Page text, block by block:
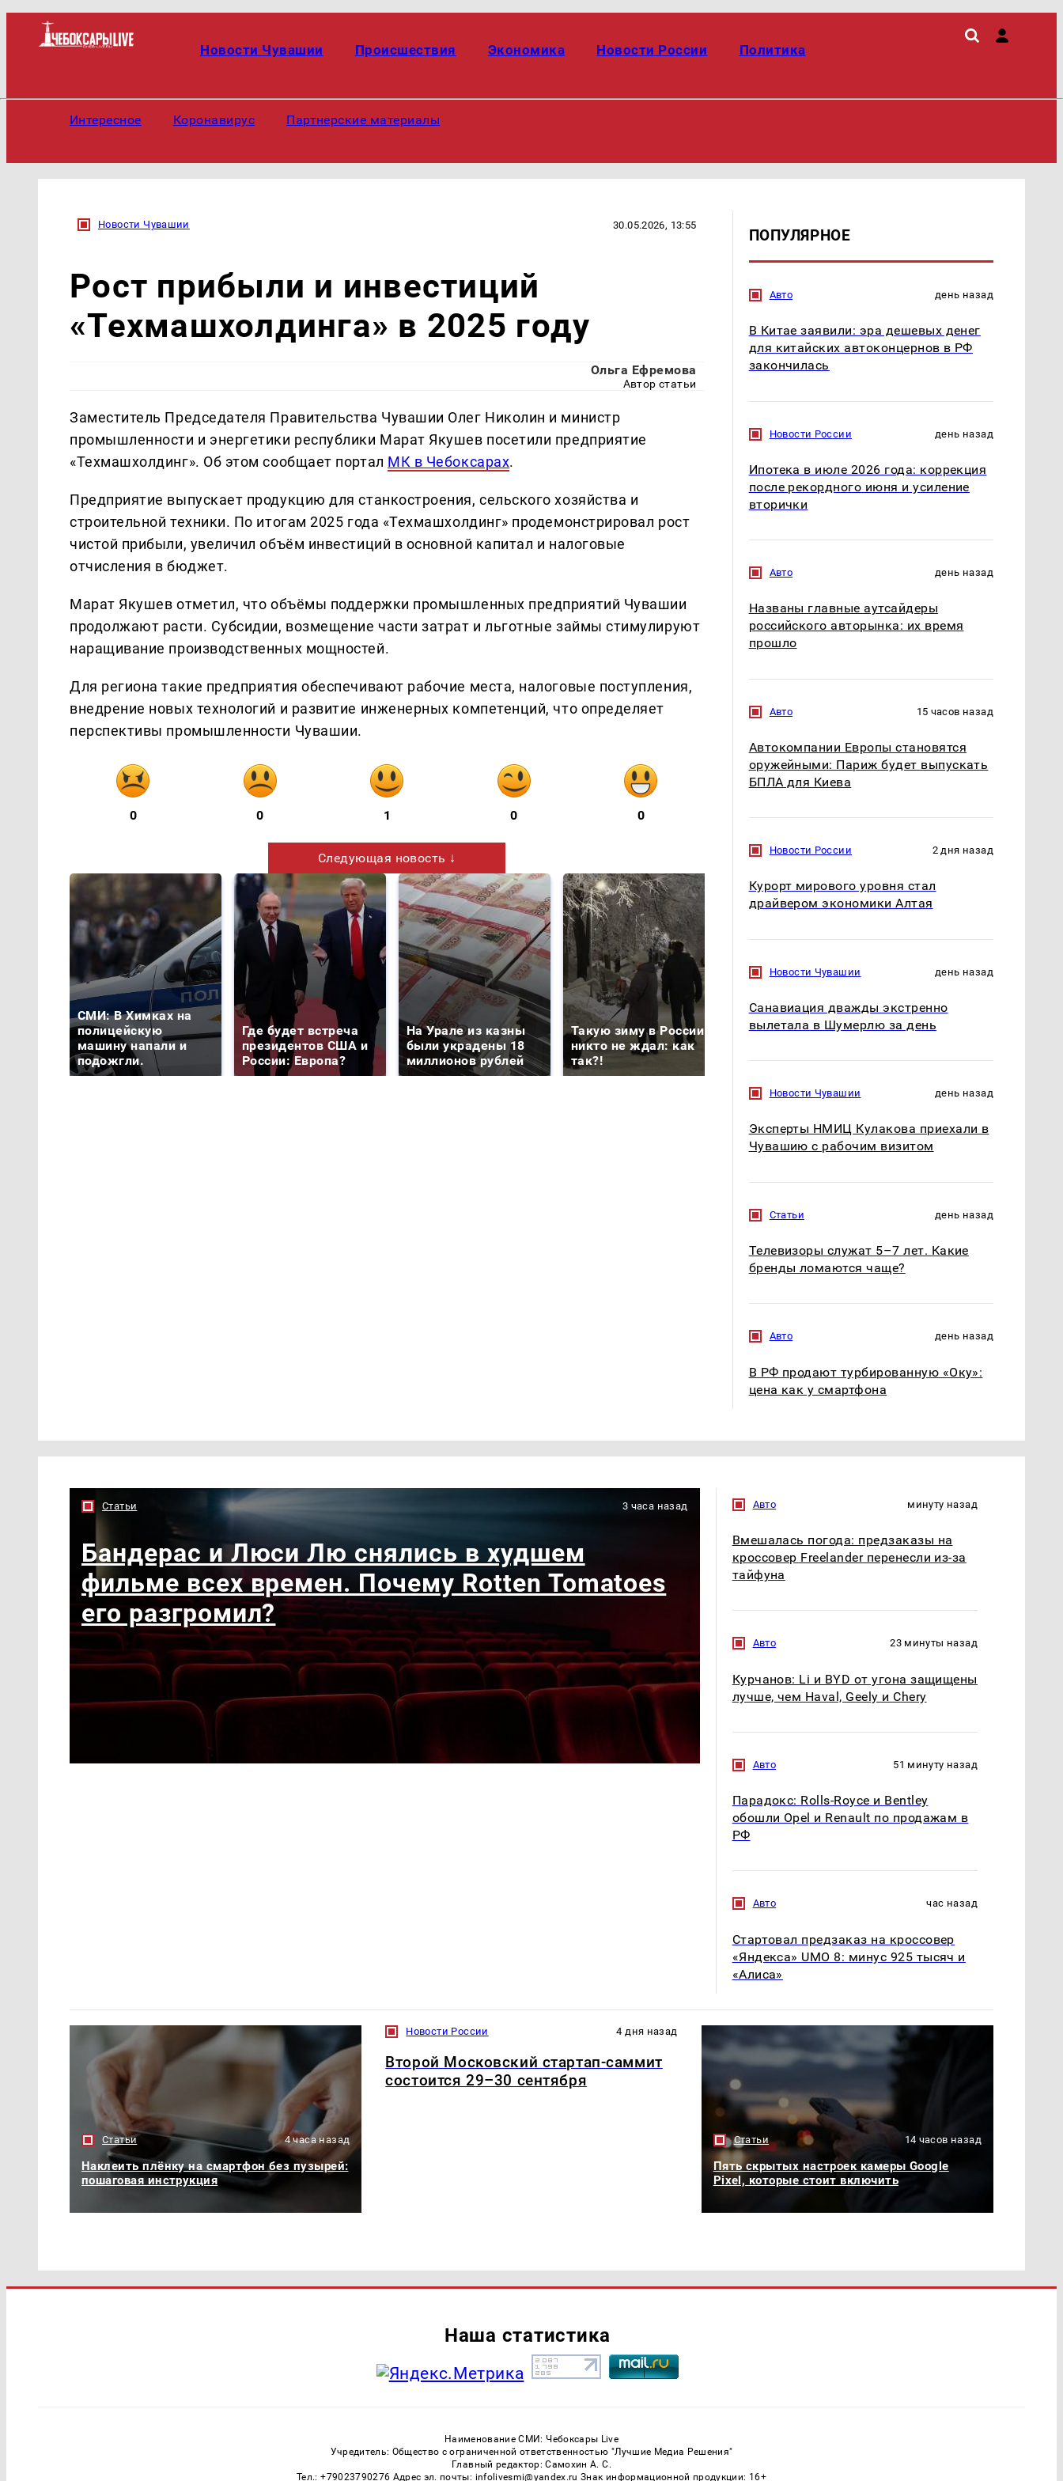
Новости Чувашии Происшествия Экономика Новости России Политика
Интересное Коронавирус Партнерские материалы
Новости Чувашии 30.05.2026, 13:55
Рост прибыли и инвестиций
«Техмашхолдинга» в 2025 году
Ольга Ефремова
Автор статьи
Заместитель Председателя Правительства Чувашии Олег Николин и министр
промышленности и энергетики республики Марат Якушев посетили предприятие
«Техмашхолдинг». Об этом сообщает портал МК в Чебоксарах.
Предприятие выпускает продукцию для станкостроения, сельского хозяйства и
строительной техники. По итогам 2025 года «Техмашхолдинг» продемонстрировал рост
чистой прибыли, увеличил объём инвестиций в основной капитал и налоговые
отчисления в бюджет.
Марат Якушев отметил, что объёмы поддержки промышленных предприятий Чувашии
продолжают расти. Субсидии, возмещение части затрат и льготные займы стимулируют
наращивание производственных мощностей.
Для региона такие предприятия обеспечивают рабочие места, налоговые поступления,
внедрение новых технологий и развитие инженерных компетенций, что определяет
перспективы промышленности Чувашии.
0 0 1 0 0
Следующая новость ↓
СМИ: В Химках на
полицейскую
машину напали и
подожгли.
Где будет встреча
президентов США и
России: Европа?
На Урале из казны
были украдены 18
миллионов рублей
Такую зиму в России
никто не ждал: как
так?!
Кавказе: смотреть
Не ешьте эту
магазина: список
ПОПУЛЯРНОЕ
Авто день назад
В Китае заявили: эра дешевых денег
для китайских автоконцернов в РФ
закончилась
Новости России день назад
Ипотека в июле 2026 года: коррекция
после рекордного июня и усиление
вторички
Авто день назад
Названы главные аутсайдеры
российского авторынка: их время
прошло
Авто 15 часов назад
Автокомпании Европы становятся
оружейными: Париж будет выпускать
БПЛА для Киева
Новости России 2 дня назад
Курорт мирового уровня стал
драйвером экономики Алтая
Новости Чувашии день назад
Санавиация дважды экстренно
вылетала в Шумерлю за день
Новости Чувашии день назад
Эксперты НМИЦ Кулакова приехали в
Чувашию с рабочим визитом
Статьи день назад
Телевизоры служат 5–7 лет. Какие
бренды ломаются чаще?
Авто день назад
В РФ продают турбированную «Оку»:
цена как у смартфона
Статьи 3 часа назад
Бандерас и Люси Лю снялись в худшем
фильме всех времен. Почему Rotten Tomatoes
его разгромил?
Авто минуту назад
Вмешалась погода: предзаказы на
кроссовер Freelander перенесли из-за
тайфуна
Авто 23 минуты назад
Курчанов: Li и BYD от угона защищены
лучше, чем Haval, Geely и Chery
Авто 51 минуту назад
Парадокс: Rolls-Royce и Bentley
обошли Opel и Renault по продажам в
РФ
Авто час назад
Стартовал предзаказ на кроссовер
«Яндекса» UMO 8: минус 925 тысяч и
«Алиса»
Статьи 4 часа назад
Наклеить плёнку на смартфон без пузырей:
пошаговая инструкция
Новости России 4 дня назад
Второй Московский стартап-саммит
состоится 29–30 сентября
Статьи 14 часов назад
Пять скрытых настроек камеры Google
Pixel, которые стоит включить
Наша статистика
Наименование СМИ: Чебоксары Live
Учредитель: Общество с ограниченной ответственностью "Лучшие Медиа Решения"
Главный редактор: Самохин А. С.
Тел.: +79023790276 Адрес эл. почты: infolivesmi@yandex.ru Знак информационной продукции: 16+